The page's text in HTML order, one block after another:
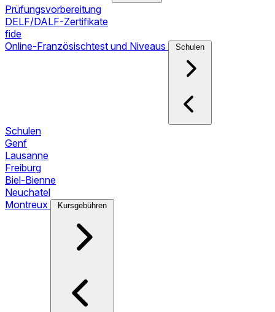
Prüfungsvorbereitung
DELF/DALF-Zertifikate
fide
Online-Französischtest und Niveaus
Schulen
Schulen
Genf
Lausanne
Freiburg
Biel-Bienne
Neuchatel
Montreux
Kursgebühren